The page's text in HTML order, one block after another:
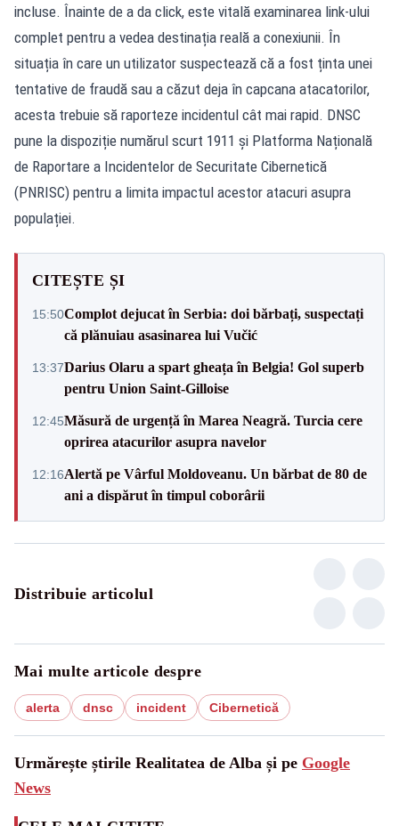
incluse. Înainte de a da click, este vitală examinarea link-ului
complet pentru a vedea destinația reală a conexiunii. În
situația în care un utilizator suspectează că a fost ținta unei
tentative de fraudă sau a căzut deja în capcana atacatorilor,
acesta trebuie să raporteze incidentul cât mai rapid. DNSC
pune la dispoziție numărul scurt 1911 și Platforma Națională
de Raportare a Incidentelor de Securitate Cibernetică
(PNRISC) pentru a limita impactul acestor atacuri asupra
populației.
CITEȘTE ȘI
15:50Complot dejucat în Serbia: doi bărbați, suspectați
că plănuiau asasinarea lui Vučić
13:37Darius Olaru a spart gheața în Belgia! Gol superb
pentru Union Saint-Gilloise
12:45Măsură de urgență în Marea Neagră. Turcia cere
oprirea atacurilor asupra navelor
12:16Alertă pe Vârful Moldoveanu. Un bărbat de 80 de
ani a dispărut în timpul coborârii
Distribuie articolul
Mai multe articole despre
alerta dnsc incident Cibernetică
Urmărește știrile Realitatea de Alba și pe Google
News